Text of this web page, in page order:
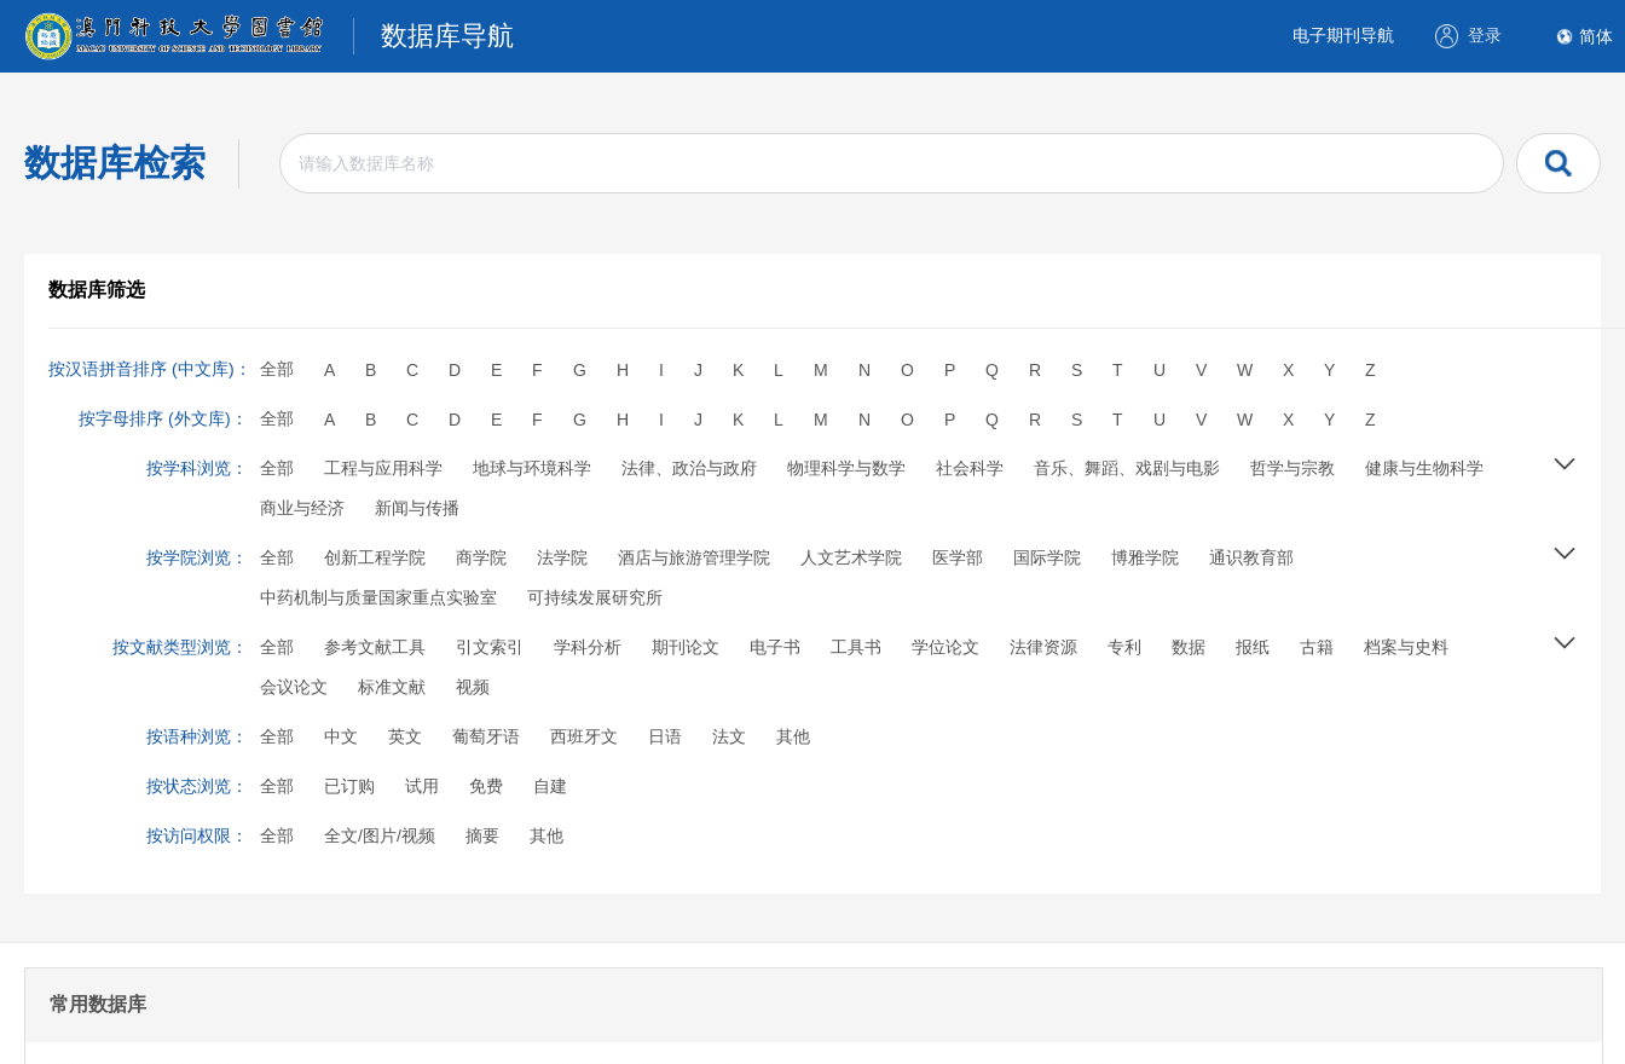
数据库导航 电子期刊导航 登录 简体
数据库检索
数据库筛选
按汉语拼音排序 (中文库)： 全部 A B C D E F G H I J K L M N O P Q R S T U V W X Y Z
按字母排序 (外文库)： 全部 A B C D E F G H I J K L M N O P Q R S T U V W X Y Z
按学科浏览： 全部 工程与应用科学 地球与环境科学 法律、政治与政府 物理科学与数学 社会科学 音乐、舞蹈、戏剧与电影 哲学与宗教 健康与生物科学
商业与经济 新闻与传播
按学院浏览： 全部 创新工程学院 商学院 法学院 酒店与旅游管理学院 人文艺术学院 医学部 国际学院 博雅学院 通识教育部
中药机制与质量国家重点实验室 可持续发展研究所
按文献类型浏览： 全部 参考文献工具 引文索引 学科分析 期刊论文 电子书 工具书 学位论文 法律资源 专利 数据 报纸 古籍 档案与史料
会议论文 标准文献 视频
按语种浏览： 全部 中文 英文 葡萄牙语 西班牙文 日语 法文 其他
按状态浏览： 全部 已订购 试用 免费 自建
按访问权限： 全部 全文/图片/视频 摘要 其他
常用数据库